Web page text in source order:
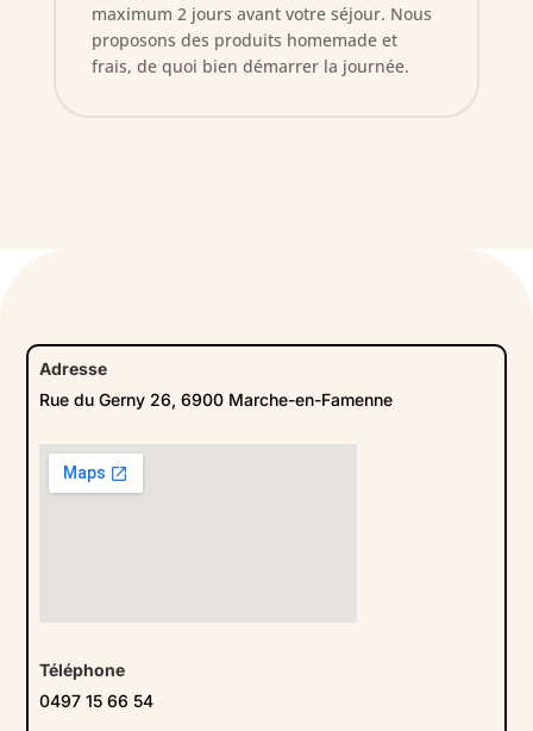
maximum 2 jours avant votre séjour. Nous
proposons des produits homemade et
frais, de quoi bien démarrer la journée.
Adresse
Rue du Gerny 26, 6900 Marche-en-Famenne
Téléphone
0497 15 66 54